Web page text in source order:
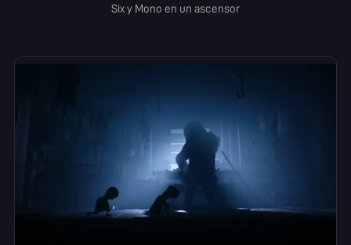
Six y Mono en un ascensor